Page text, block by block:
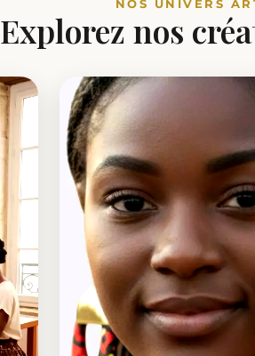
NOS UNIVERS
Explorez nos